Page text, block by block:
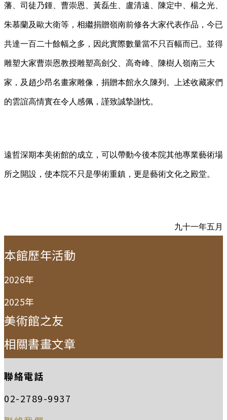
藩、司徒乃鍾、曹崇恩、黃磊生、盧清遠、陳定中、楊之光、
朱慕蘭及歐大衛等，相繼捐贈嶺南前修各大家代表作品，今已
共達一百二十餘幅之多，因此實際數量當不只百幅而已。並得
雕塑大家曹崇恩教授雕塑高劍父、高奇峰、陳樹人嶺南三大
家，及趙少昂名畫家雕像，捐贈本館永久陳列。上述收藏家們
的雲誼高情實在令人感佩，謹致誠摯謝忱。
遠哲深期本美術館的成立，可以帶動今後本院其他專業藝術場
所之開設，使本院不只是學術重鎮，更是藝術文化之殿堂。
九十一年五月
本館歷年活動
2026年
2025年
美術館之友
相關書畫文章
聯絡電話
02-2789-9937